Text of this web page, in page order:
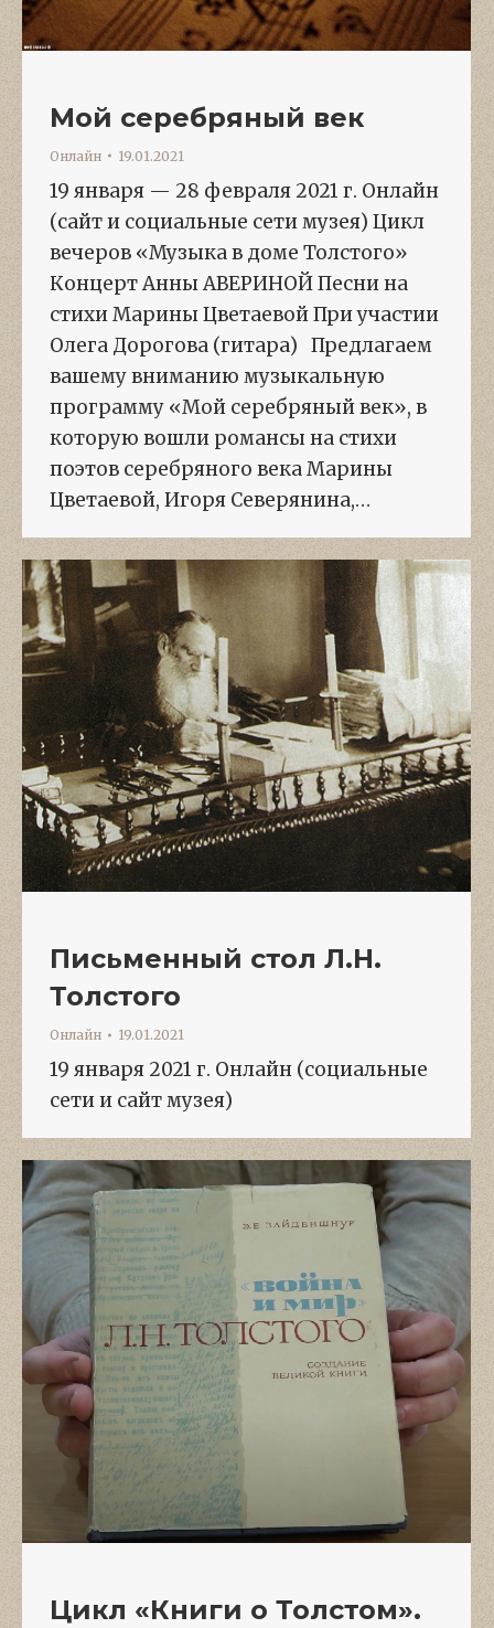
Мой серебряный век
Онлайн 19.01.2021
19 января — 28 февраля 2021 г. Онлайн
(сайт и социальные сети музея) Цикл
вечеров «Музыка в доме Толстого»
Концерт Анны АВЕРИНОЙ Песни на
стихи Марины Цветаевой При участии
Олега Дорогова (гитара) Предлагаем
вашему вниманию музыкальную
программу «Мой серебряный век», в
которую вошли романсы на стихи
поэтов серебряного века Марины
Цветаевой, Игоря Северянина,…
Письменный стол Л.Н.
Толстого
Онлайн 19.01.2021
19 января 2021 г. Онлайн (социальные
сети и сайт музея)
Цикл «Книги о Толстом».